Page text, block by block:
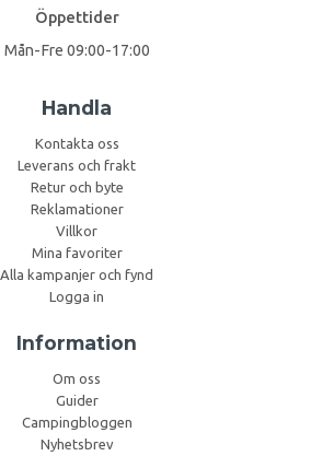
Öppettider
Mån-Fre 09:00-17:00
Handla
Kontakta oss
Leverans och frakt
Retur och byte
Reklamationer
Villkor
Mina favoriter
Alla kampanjer och fynd
Logga in
Information
Om oss
Guider
Campingbloggen
Nyhetsbrev